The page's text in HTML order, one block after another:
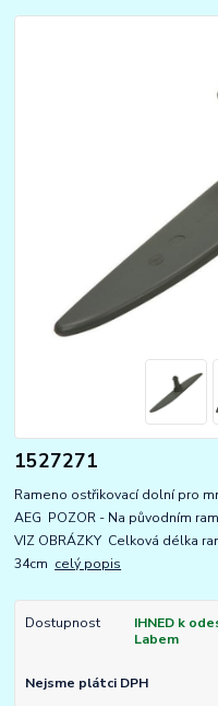
1527271
Rameno ostřikovací dolní pro
AEG POZOR - Na původním
VIZ OBRÁZKY Celková délka
34cm celý popis
Dostupnost
IHNED k
Labem
Nejsme plátci DPH